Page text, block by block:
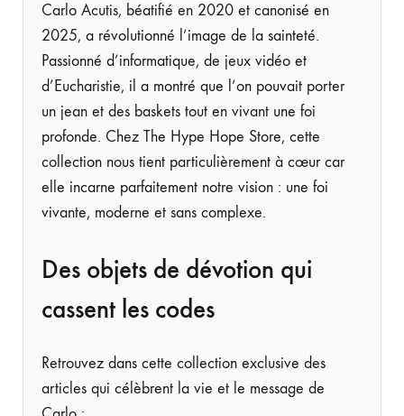
Carlo Acutis, béatifié en 2020 et canonisé en
2025, a révolutionné l’image de la sainteté.
Passionné d’informatique, de jeux vidéo et
d’Eucharistie, il a montré que l’on pouvait porter
un jean et des baskets tout en vivant une foi
profonde. Chez The Hype Hope Store, cette
collection nous tient particulièrement à cœur car
elle incarne parfaitement notre vision : une foi
vivante, moderne et sans complexe.
Des objets de dévotion qui
cassent les codes
Retrouvez dans cette collection exclusive des
articles qui célèbrent la vie et le message de